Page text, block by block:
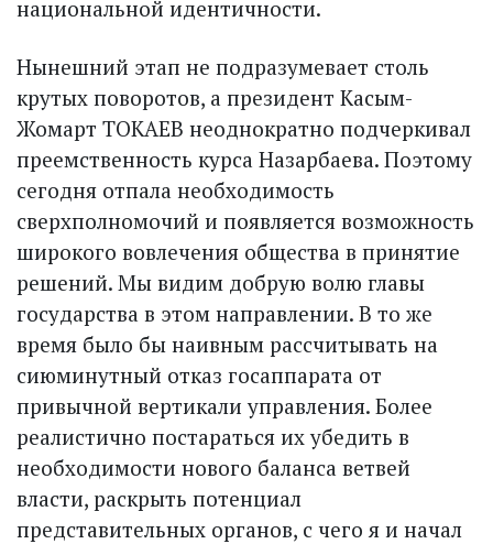
национальной идентичности.
Нынешний этап не подразумевает столь
крутых поворотов, а президент Касым-
Жомарт ТОКАЕВ неоднократно подчеркивал
преемственность курса Назарбаева. Поэтому
сегодня отпала необходимость
сверхполномочий и появляется возможность
широкого вовлечения общества в принятие
решений. Мы видим добрую волю главы
государства в этом направлении. В то же
время было бы наивным рассчитывать на
сиюминутный отказ госаппарата от
привычной вертикали управления. Более
реалистично постараться их убедить в
необходимости нового баланса ветвей
власти, раскрыть потенциал
представительных органов, с чего я и начал